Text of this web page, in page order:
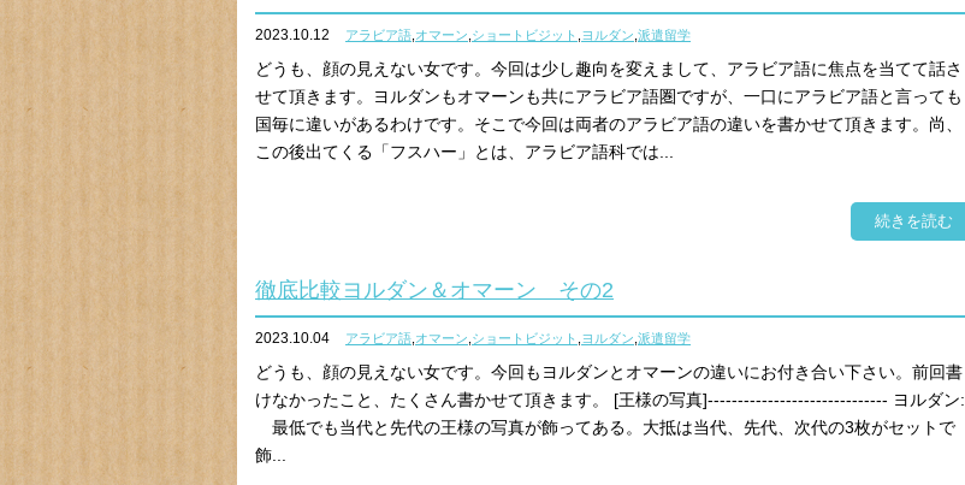
2023.10.12 アラビア語 オマーン ショートビジット ヨルダン 派遣留学
どうも、顔の見えない女です。今回は少し趣向を変えまして、アラビア語に焦点を当てて話さ
せて頂きます。ヨルダンもオマーンも共にアラビア語圏ですが、一口にアラビア語と言っても
国毎に違いがあるわけです。そこで今回は両者のアラビア語の違いを書かせて頂きます。尚、
この後出てくる「フスハー」とは、アラビア語科では...
続きを読む
徹底比較ヨルダン＆オマーン その2
2023.10.04 アラビア語 オマーン ショートビジット ヨルダン 派遣留学
どうも、顔の見えない女です。今回もヨルダンとオマーンの違いにお付き合い下さい。前回書
けなかったこと、たくさん書かせて頂きます。 [王様の写真]------------------------------ ヨルダン:
最低でも当代と先代の王様の写真が飾ってある。大抵は当代、先代、次代の3枚がセットで
飾...